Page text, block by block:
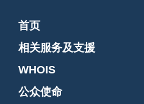
首页
相关服务及支援
WHOIS
公众使命